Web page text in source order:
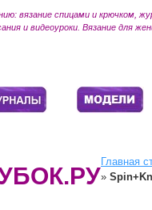
вязание спицами и крючком,
и видеоуроки. Вязание для
Главная
»